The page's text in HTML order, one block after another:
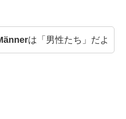
は「男性たち」だよ